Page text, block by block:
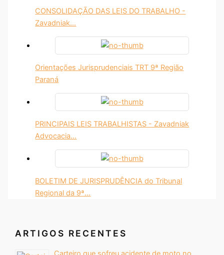
CONSOLIDAÇÃO DAS LEIS DO TRABALHO -
Zavadniak…
Orientações Jurisprudenciais TRT 9ª Região
Paraná
PRINCIPAIS LEIS TRABALHISTAS - Zavadniak
Advocacia…
BOLETIM DE JURISPRUDÊNCIA do Tribunal
Regional da 9ª…
ARTIGOS RECENTES